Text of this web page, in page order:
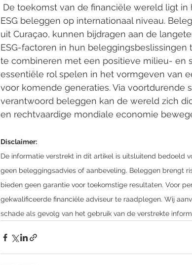
ESG beleggen op internationaal niveau.
uit Curaçao, kunnen bijdragen aan de
ESG-factoren in hun
te combineren met een positieve milieu- en
essentiële rol spelen in het vormgeven van
voor komende generaties. Via voortdurende
verantwoord beleggen kan de wereld zich
en rechtvaardige mondiale economie
Disclaimer:
De informatie verstrekt in dit artikel is uitsluitend bedoeld
geen beleggingsadvies of aanbeveling. Beleggen brengt
bieden geen garantie voor toekomstige resultaten. Voor
gekwalificeerde financiële adviseur te raadplegen. Wij
schade als gevolg van het gebruik van de verstrekte